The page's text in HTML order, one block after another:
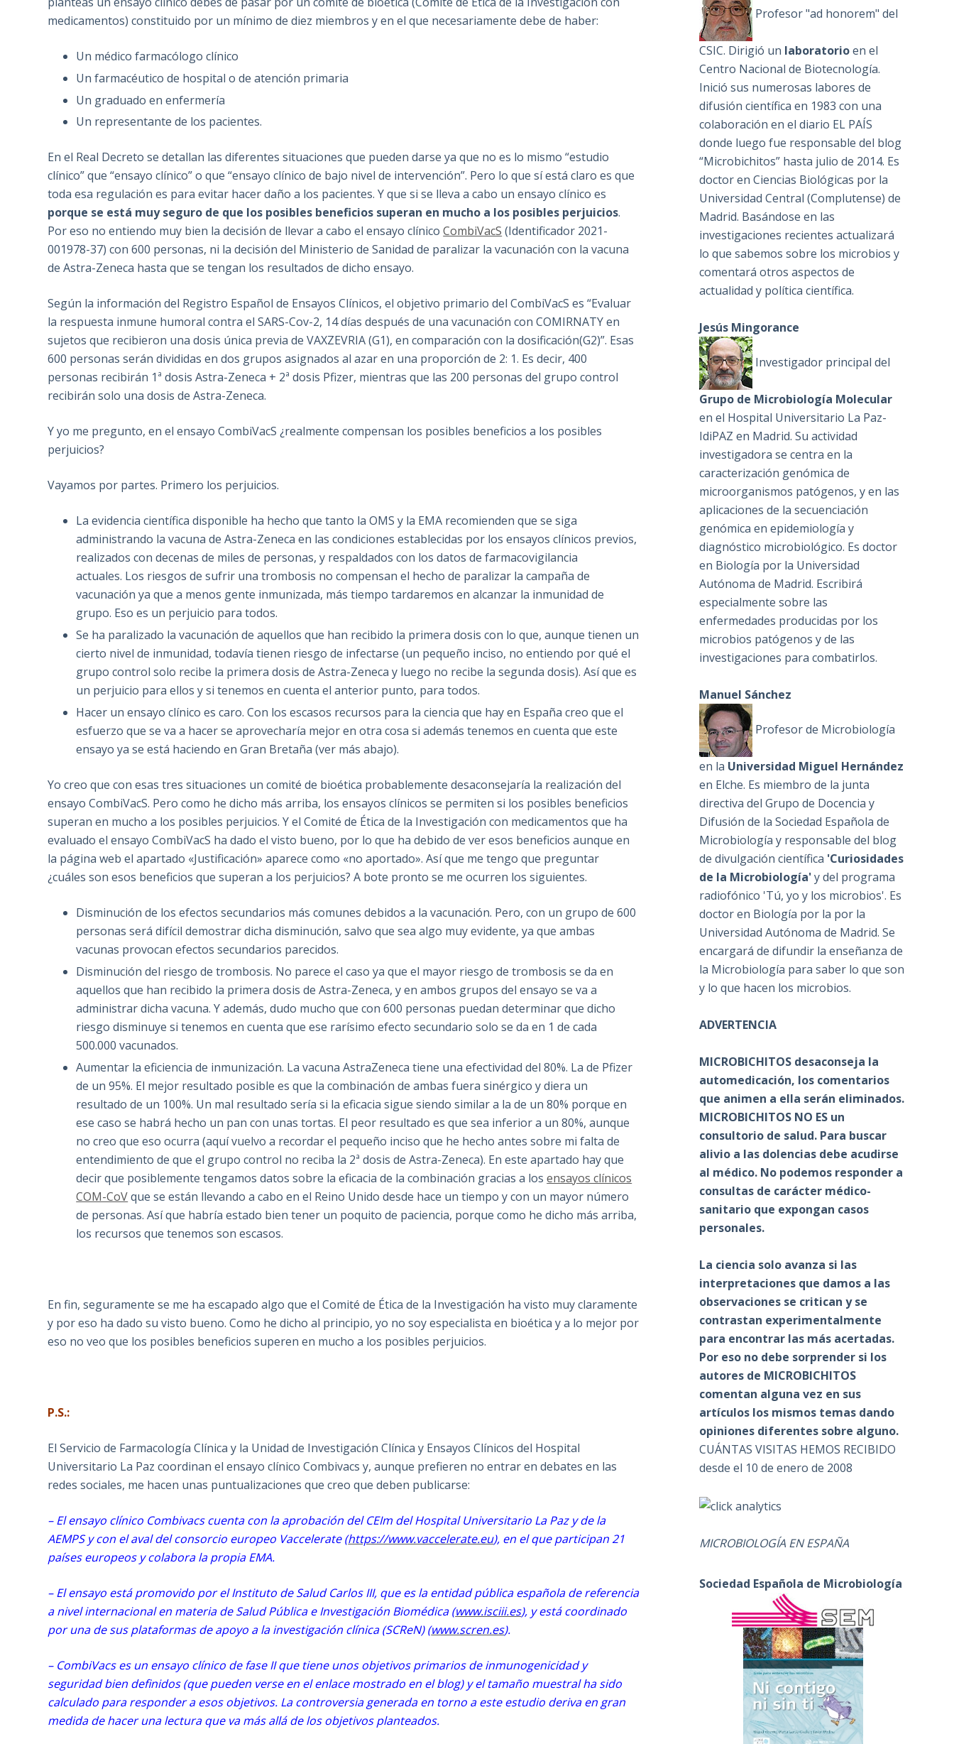
medicamentos) constituido por un mínimo de diez miembros y en el que necesariamente debe de haber:
Un médico farmacólogo clínico
Un farmacéutico de hospital o de atención primaria
Un graduado en enfermería
Un representante de los pacientes.
En el Real Decreto se detallan las diferentes situaciones que pueden darse ya que no es lo mismo “estudio
clínico” que “ensayo clínico” o que “ensayo clínico de bajo nivel de intervención”. Pero lo que sí está claro es que
toda esa regulación es para evitar hacer daño a los pacientes. Y que si se lleva a cabo un ensayo clínico es
porque se está muy seguro de que los posibles beneficios superan en mucho a los posibles perjuicios.
Por eso no entiendo muy bien la decisión de llevar a cabo el ensayo clínicoCombiVacS (Identificador 2021-
001978-37) con 600 personas, ni la decisión del Ministerio de Sanidad de paralizar la vacunación con la vacuna
de Astra-Zeneca hasta que se tengan los resultados de dicho ensayo.
Según la información del Registro Español de Ensayos Clínicos, el objetivo primario del CombiVacS es “Evaluar
la respuesta inmune humoral contra el SARS-Cov-2, 14 días después de una vacunación con COMIRNATY en
sujetos que recibieron una dosis única previa de VAXZEVRIA (G1), en comparación con la dosificación(G2)”. Esas
600 personas serán divididas en dos grupos asignados al azar en una proporción de 2: 1. Es decir, 400
personas recibirán 1ª dosis Astra-Zeneca + 2ª dosis Pfizer, mientras que las 200 personas del grupo control
recibirán solo una dosis de Astra-Zeneca.
Y yo me pregunto, en el ensayo CombiVacS ¿realmente compensan los posibles beneficios a los posibles
perjuicios?
Vayamos por partes. Primero los perjuicios.
La evidencia científica disponible ha hecho que tanto la OMS y la EMA recomienden que se siga
administrando la vacuna de Astra-Zeneca en las condiciones establecidas por los ensayos clínicos previos,
realizados con decenas de miles de personas, y respaldados con los datos de farmacovigilancia
actuales. Los riesgos de sufrir una trombosis no compensan el hecho de paralizar la campaña de
vacunación ya que a menos gente inmunizada, más tiempo tardaremos en alcanzar la inmunidad de
grupo. Eso es un perjuicio para todos.
Se ha paralizado la vacunación de aquellos que han recibido la primera dosis con lo que, aunque tienen un
cierto nivel de inmunidad, todavía tienen riesgo de infectarse (un pequeño inciso, no entiendo por qué el
grupo control solo recibe la primera dosis de Astra-Zeneca y luego no recibe la segunda dosis). Así que es
un perjuicio para ellos y si tenemos en cuenta el anterior punto, para todos.
Hacer un ensayo clínico es caro. Con los escasos recursos para la ciencia que hay en España creo que el
esfuerzo que se va a hacer se aprovecharía mejor en otra cosa si además tenemos en cuenta que este
ensayo ya se está haciendo en Gran Bretaña (ver más abajo).
Yo creo que con esas tres situaciones un comité de bioética probablemente desaconsejaría la realización del
ensayo CombiVacS. Pero como he dicho más arriba, los ensayos clínicos se permiten si los posibles beneficios
superan en mucho a los posibles perjuicios. Y el Comité de Ética de la Investigación con medicamentos que ha
evaluado el ensayo CombiVacS ha dado el visto bueno, por lo que ha debido de ver esos beneficios aunque en
la página web el apartado «Justificación» aparece como «no aportado». Así que me tengo que preguntar
¿cuáles son esos beneficios que superan a los perjuicios? A bote pronto se me ocurren los siguientes.
Disminución de los efectos secundarios más comunes debidos a la vacunación. Pero, con un grupo de 600
personas será difícil demostrar dicha disminución, salvo que sea algo muy evidente, ya que ambas
vacunas provocan efectos secundarios parecidos.
Disminución del riesgo de trombosis. No parece el caso ya que el mayor riesgo de trombosis se da en
aquellos que han recibido la primera dosis de Astra-Zeneca, y en ambos grupos del ensayo se va a
administrar dicha vacuna. Y además, dudo mucho que con 600 personas puedan determinar que dicho
riesgo disminuye si tenemos en cuenta que ese rarísimo efecto secundario solo se da en 1 de cada
500.000 vacunados.
Aumentar la eficiencia de inmunización. La vacuna AstraZeneca tiene una efectividad del 80%. La de Pfizer
de un 95%. El mejor resultado posible es que la combinación de ambas fuera sinérgico y diera un
resultado de un 100%. Un mal resultado sería si la eficacia sigue siendo similar a la de un 80% porque en
ese caso se habrá hecho un pan con unas tortas. El peor resultado es que sea inferior a un 80%, aunque
no creo que eso ocurra (aquí vuelvo a recordar el pequeño inciso que he hecho antes sobre mi falta de
entendimiento de que el grupo control no reciba la 2ª dosis de Astra-Zeneca). En este apartado hay que
decir que posiblemente tengamos datos sobre la eficacia de la combinación gracias a losensayos clínicos
COM-CoVque se están llevando a cabo en el Reino Unido desde hace un tiempo y con un mayor número
de personas. Así que habría estado bien tener un poquito de paciencia, porque como he dicho más arriba,
los recursos que tenemos son escasos.
En fin, seguramente se me ha escapado algo que el Comité de Ética de la Investigación ha visto muy claramente
y por eso ha dado su visto bueno. Como he dicho al principio, yo no soy especialista en bioética y a lo mejor por
eso no veo que los posibles beneficios superen en mucho a los posibles perjuicios.
P.S.:
El Servicio de Farmacología Clínica y la Unidad de Investigación Clínica y Ensayos Clínicos del Hospital
Universitario La Paz coordinan el ensayo clínico Combivacs y, aunque prefieren no entrar en debates en las
redes sociales, me hacen unas puntualizaciones que creo que deben publicarse:
– El ensayo clínico Combivacs cuenta con la aprobación del CEIm del Hospital Universitario La Paz y de la
AEMPS y con el aval del consorcio europeo Vaccelerate (https://www.vaccelerate.eu), en el que participan 21
países europeos y colabora la propia EMA.
– El ensayo está promovido por el Instituto de Salud Carlos III, que es la entidad pública española de referencia
a nivel internacional en materia de Salud Pública e Investigación Biomédica (www.isciii.es), y está coordinado
por una de sus plataformas de apoyo a la investigación clínica (SCReN) (www.scren.es).
– CombiVacs es un ensayo clínico de fase II que tiene unos objetivos primarios de inmunogenicidad y
seguridad bien definidos (que pueden verse en el enlace mostrado en el blog) y el tamaño muestral ha sido
calculado para responder a esos objetivos. La controversia generada en torno a este estudio deriva en gran
medida de hacer una lectura que va más allá de los objetivos planteados.
Profesor "ad honorem" del
CSIC. Dirigió un laboratorioen el
Centro Nacional de Biotecnología.
Inició sus numerosas labores de
difusión científica en 1983 con una
colaboración en el diario EL PAÍS
donde luego fue responsable del blog
“Microbichitos” hasta julio de 2014. Es
doctor en Ciencias Biológicas por la
Universidad Central (Complutense) de
Madrid. Basándose en las
investigaciones recientes actualizará
lo que sabemos sobre los microbios y
comentará otros aspectos de
actualidad y política científica.
Jesús Mingorance
Investigador principal del
Grupo de Microbiología Molecular
en el Hospital Universitario La Paz-
IdiPAZ en Madrid. Su actividad
investigadora se centra en la
caracterización genómica de
microorganismos patógenos, y en las
aplicaciones de la secuenciación
genómica en epidemiología y
diagnóstico microbiológico. Es doctor
en Biología por la Universidad
Autónoma de Madrid. Escribirá
especialmente sobre las
enfermedades producidas por los
microbios patógenos y de las
investigaciones para combatirlos.
Manuel Sánchez
Profesor de Microbiología
en la Universidad Miguel Hernández
en Elche. Es miembro de la junta
directiva del Grupo de Docencia y
Difusión de la Sociedad Española de
Microbiología y responsable del blog
de divulgación científica 'Curiosidades
de la Microbiología'y del programa
radiofónico 'Tú, yo y los microbios'. Es
doctor en Biología por la por la
Universidad Autónoma de Madrid. Se
encargará de difundir la enseñanza de
la Microbiología para saber lo que son
y lo que hacen los microbios.
ADVERTENCIA
MICROBICHITOS desaconseja la
automedicación, los comentarios
que animen a ella serán eliminados.
MICROBICHITOS NO ES un
consultorio de salud. Para buscar
alivio a las dolencias debe acudirse
al médico. No podemos responder a
consultas de carácter médico-
sanitario que expongan casos
personales.
La ciencia solo avanza si las
interpretaciones que damos a las
observaciones se critican y se
contrastan experimentalmente
para encontrar las más acertadas.
Por eso no debe sorprender si los
autores de MICROBICHITOS
comentan alguna vez en sus
artículos los mismos temas dando
opiniones diferentes sobre alguno.
CUÁNTAS VISITAS HEMOS RECIBIDO
desde el 10 de enero de 2008
MICROBIOLOGÍA EN ESPAÑA
Sociedad Española de Microbiología